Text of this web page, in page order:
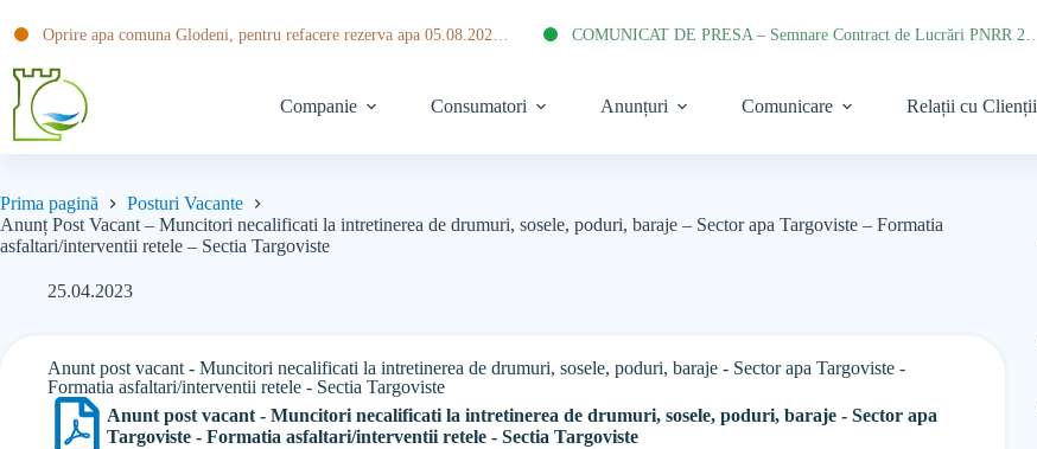
Companie Consumatori Anunțuri Comunicare Relații cu Clienții
Prima pagină
Posturi Vacante
Anunț Post Vacant – Muncitori necalificati la intretinerea de drumuri, sosele, poduri, baraje – Sector apa Targoviste – Formatia
asfaltari/interventii retele – Sectia Targoviste
25.04.2023
Anunt post vacant - Muncitori necalificati la intretinerea de drumuri, sosele, poduri, baraje - Sector apa Targoviste -
Formatia asfaltari/interventii retele - Sectia Targoviste
Anunt post vacant - Muncitori necalificati la intretinerea de drumuri, sosele, poduri, baraje - Sector apa
Targoviste - Formatia asfaltari/interventii retele - Sectia Targoviste